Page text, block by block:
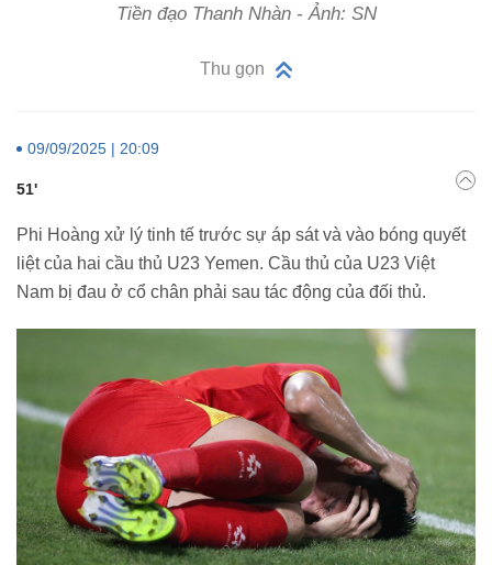
Tiền đạo Thanh Nhàn - Ảnh: SN
Thu gọn
09/09/2025 | 20:09
51'
Phi Hoàng xử lý tinh tế trước sự áp sát và vào bóng quyết
liệt của hai cầu thủ U23 Yemen. Cầu thủ của U23 Việt
Nam bị đau ở cổ chân phải sau tác động của đối thủ.